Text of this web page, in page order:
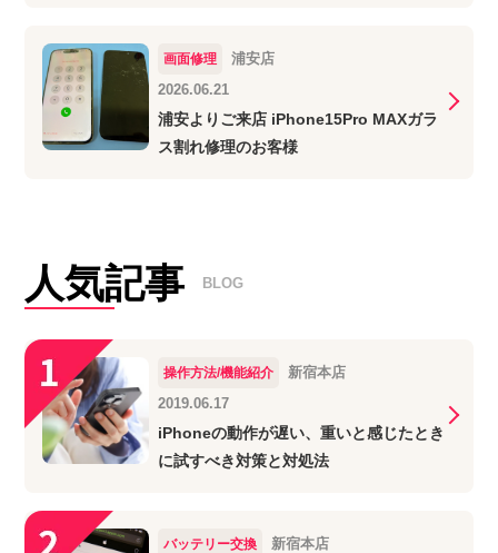
画面修理
浦安店
2026.06.21
浦安よりご来店 iPhone15Pro MAXガラ
ス割れ修理のお客様
人気記事 BLOG
操作方法/機能紹介
新宿本店
2019.06.17
iPhoneの動作が遅い、重いと感じたとき
に試すべき対策と対処法
バッテリー交換
新宿本店